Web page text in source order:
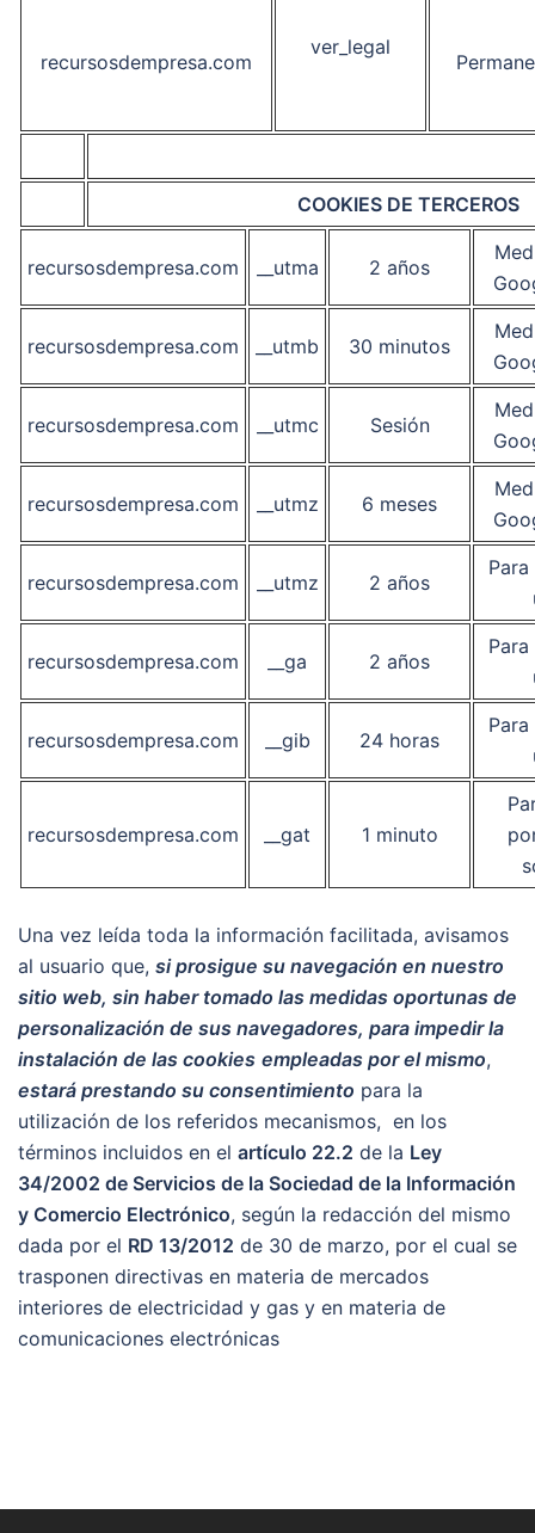
recursosdempresa.com
ver_legal
COOKIES DE TERCEROS
recursosdempresa.com __utma 2 años
recursosdempresa.com __utmb 30 minutos
recursosdempresa.com __utmc Sesión
recursosdempresa.com __utmz 6 meses
recursosdempresa.com __utmz 2 años
recursosdempresa.com __ga 2 años
recursosdempresa.com __gib 24 horas
recursosdempresa.com __gat 1 minuto
Una vez leída toda la información facilitada, avisamos
al usuario que, si prosigue su navegación en nuestro
sitio web, sin haber tomado las medidas oportunas de
personalización de sus navegadores, para impedir la
instalación de las cookies empleadas por el mismo,
estará prestando su consentimiento para la
utilización de los referidos mecanismos, en los
términos incluidos en el artículo 22.2 de la Ley
34/2002 de Servicios de la Sociedad de la Información
y Comercio Electrónico, según la redacción del mismo
dada por el RD 13/2012 de 30 de marzo, por el cual se
trasponen directivas en materia de mercados
interiores de electricidad y gas y en materia de
comunicaciones electrónicas